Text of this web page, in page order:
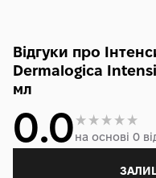
Відгуки про
Dermalogica
мл
0.0на основі 0